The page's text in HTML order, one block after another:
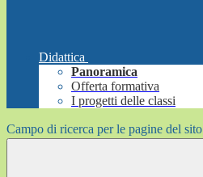
Didattica
Panoramica
Offerta formativa
I progetti delle classi
Campo di ricerca per le pagine del sito